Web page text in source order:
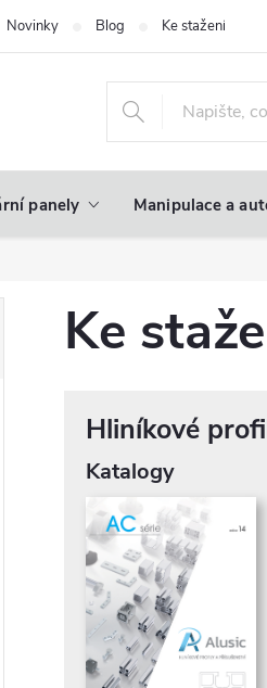
Novinky Blog Ke stažení
panely Manipulace a
Ke
Hliníkové
Katalogy